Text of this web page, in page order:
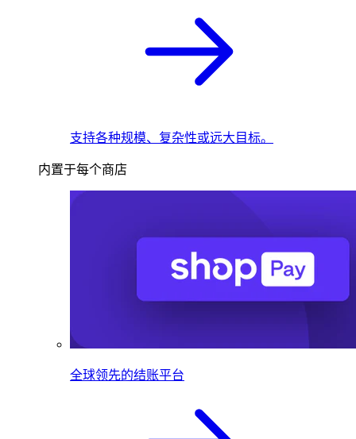
支持各种规模、复杂性或远大目标。
内置于每个商店
全球领先的结账平台